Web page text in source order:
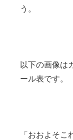
う。
以下の画像は
ール表です。
「おおよそ